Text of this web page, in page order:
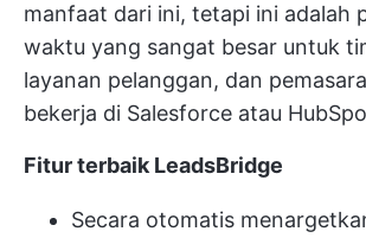
manfaat dari ini, tetapi ini adalah
waktu yang sangat besar untuk
layanan pelanggan, dan
bekerja di Salesforce atau
Fitur terbaik LeadsBridge
Secara otomatis